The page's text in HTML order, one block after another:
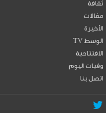
ثقافة
مقالات
الأخيرة
TV الوسط
الافتتاحية
وفيات اليوم
اتصل بنا